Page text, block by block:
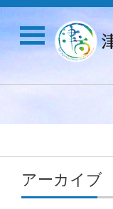
アーカイブ